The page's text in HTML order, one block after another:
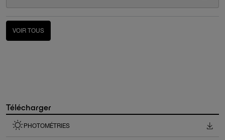
VOIR TOUS
Télécharger
PHOTOMÉTRIES